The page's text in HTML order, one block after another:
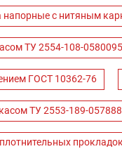
напорные с нитяным
ТУ 2554-108-
ГОСТ 10362-76
ТУ 2553-189-